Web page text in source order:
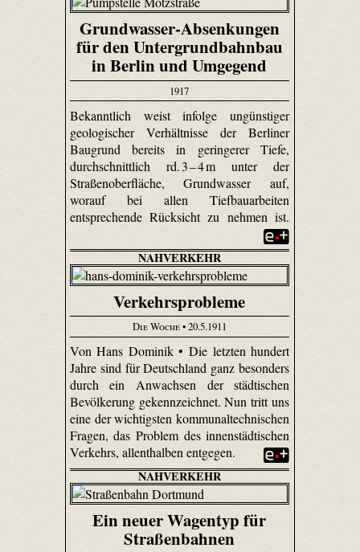
Grundwasser-Absenkungen
für den Untergrundbahnbau
in Berlin und Umgegend
1917
Bekanntlich weist infolge ungünstiger
geologischer Verhältnisse der Berliner
Baugrund bereits in geringerer Tiefe,
durchschnittlich rd. 3 – 4 m unter der
Straßenoberfläche, Grundwasser auf,
worauf bei allen Tiefbauarbeiten
entsprechende Rücksicht zu nehmen ist.
NAHVERKEHR
Verkehrsprobleme
Die Woche• 20.5.1911
Von Hans Dominik • Die letzten hundert
Jahre sind für Deutschland ganz besonders
durch ein Anwachsen der städtischen
Bevölkerung gekennzeichnet. Nun tritt uns
eine der wichtigsten kommunaltechnischen
Fragen, das Problem des innenstädtischen
Verkehrs, allenthalben entgegen.
NAHVERKEHR
Ein neuer Wagentyp für
Straßenbahnen